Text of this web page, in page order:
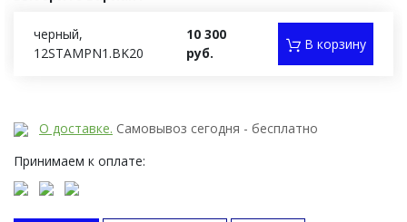
черный,
12STAMPN1.BK20
10 300
руб.
В корзину
О доставке. Самовывоз сегодня - бесплатно
Принимаем к оплате: